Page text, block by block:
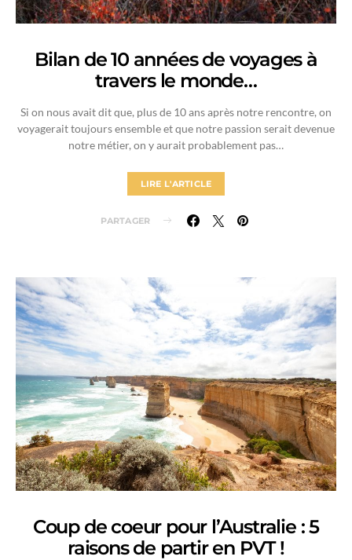
Bilan de 10 années de voyages à
travers le monde…
Si on nous avait dit que, plus de 10 ans après notre rencontre, on
voyagerait toujours ensemble et que notre passion serait devenue
notre métier, on y aurait probablement pas…
LIRE L'ARTICLE
PARTAGER
Coup de coeur pour l’Australie : 5
raisons de partir en PVT !